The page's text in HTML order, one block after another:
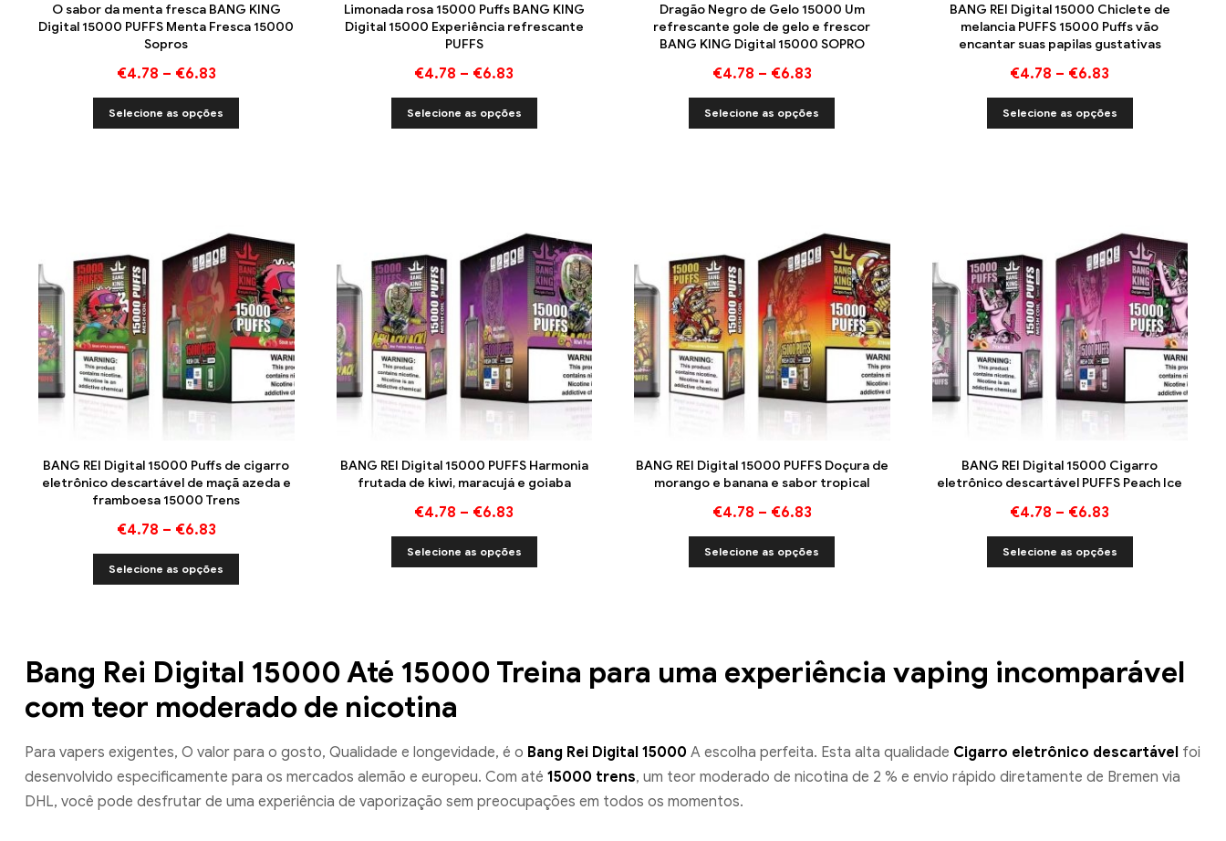
O sabor da menta fresca BANG KING
Digital 15000 PUFFS Menta Fresca 15000
Sopros
€4.78 – €6.83
Selecione as opções
Limonada rosa 15000 Puffs BANG KING
Digital 15000 Experiência refrescante
PUFFS
€4.78 – €6.83
Selecione as opções
Dragão Negro de Gelo 15000 Um
refrescante gole de gelo e frescor
BANG KING Digital 15000 SOPRO
€4.78 – €6.83
Selecione as opções
BANG REI Digital 15000 Chiclete de
melancia PUFFS 15000 Puffs vão
encantar suas papilas gustativas
€4.78 – €6.83
Selecione as opções
BANG REI Digital 15000 Puffs de cigarro
eletrônico descartável de maçã azeda e
framboesa 15000 Trens
€4.78 – €6.83
Selecione as opções
BANG REI Digital 15000 PUFFS Harmonia
frutada de kiwi, maracujá e goiaba
€4.78 – €6.83
Selecione as opções
BANG REI Digital 15000 PUFFS Doçura de
morango e banana e sabor tropical
€4.78 – €6.83
Selecione as opções
BANG REI Digital 15000 Cigarro
eletrônico descartável PUFFS Peach Ice
€4.78 – €6.83
Selecione as opções
Bang Rei Digital 15000 Até 15000 Treina para uma experiência vaping incomparável
com teor moderado de nicotina
Para vapers exigentes, O valor para o gosto, Qualidade e longevidade, é o Bang Rei Digital 15000 A escolha perfeita. Esta alta qualidade Cigarro eletrônico descartável foi
desenvolvido especificamente para os mercados alemão e europeu. Com até 15000 trens, um teor moderado de nicotina de 2 % e envio rápido diretamente de Bremen via
DHL, você pode desfrutar de uma experiência de vaporização sem preocupações em todos os momentos.